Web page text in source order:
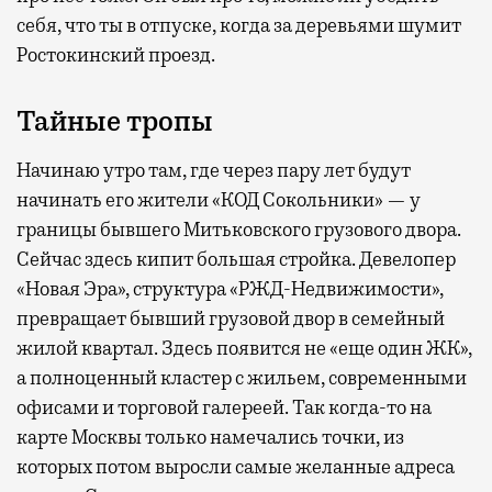
себя, что ты в отпуске, когда за деревьями шумит
Ростокинский проезд.
Тайные тропы
Начинаю утро там, где через пару лет будут
начинать его жители «КОД Сокольники» — у
границы бывшего Митьковского грузового двора.
Сейчас здесь кипит большая стройка. Девелопер
«Новая Эра», структура «РЖД-Недвижимости»,
превращает бывший грузовой двор в семейный
жилой квартал. Здесь появится не «еще один ЖК»,
а полноценный кластер с жильем, современными
офисами и торговой галереей. Так когда-то на
карте Москвы только намечались точки, из
которых потом выросли самые желанные адреса